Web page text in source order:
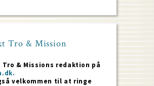
Tro & Mission
Tro & Missions redaktion på
velkommen til at ringe